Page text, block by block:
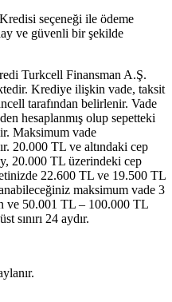
seçeneği ile ödeme
ve güvenli bir şekilde
Turkcell Finansman A.Ş.
Krediye ilişkin vade, taksit
tarafından belirlenir. Vade
hesaplanmış olup sepetteki
Maksimum vade
20.000 TL ve altındaki cep
20.000 TL üzerindeki cep
22.600 TL ve 19.500 TL
maksimum vade 3
ve 50.001 TL – 100.000 TL
sınırı 24 aydır.